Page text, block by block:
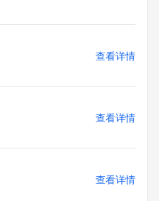
查看详情
查看详情
查看详情